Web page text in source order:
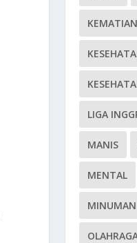
KEMATIAN
LIGA
MANIS
MENTAL
MINUMAN